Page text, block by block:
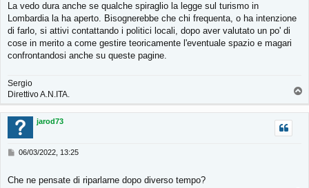
s
a
g
o
La vedo dura anche se qualche spiraglio la legge sul turismo in
Lombardia la ha aperto. Bisognerebbe che chi frequenta, o ha intenzione
di farlo, si attivi contattando i politici locali, dopo aver valutato un po' di
cose in merito a come gestire teoricamente l'eventuale spazio e magari
confrontandosi anche su queste pagine.
Sergio
Direttivo A.N.ITA.
p
jarod73
M
s
06/03/2022, 13:25
Che ne pensate di riparlarne dopo diverso tempo?